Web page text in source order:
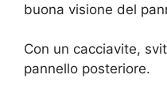
buona visione del
Con un cacciavite,
pannello posteriore.